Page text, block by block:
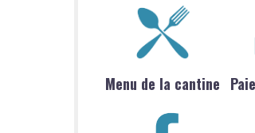
Menu de la cantine